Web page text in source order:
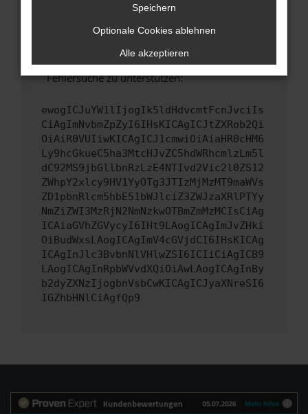
Wenn du alle oben genannten Schritte versucht
hast, kontaktiere uns bitte. Wir werden
versuchen, das Problem zu beheben. Du kannst
uns diesen Text schicken, um uns bei der
Fehlersuche zu unterstützen:
ewogICJuYW1lIjogIk5ldHdvcmtFcnJvciIs
CiAgImNvbmZpZyI6IHsKICAgICJtZXRob2Qi
OiAiR0VUIiwKICAgICJ1cmwiOiAiaHR0cHM6
Ly9hcGkueC5ha3MtcHJvZC5hdWRhcmlzLm5l
dC92MS9jbGllbnRzLzE4NTIvd2Vic2l0ZS12
ZWhpY2xlcy9HV1YyOTg3JTIzMjMzMT9maWVs
ZD1pbnRlcm5hbE51bWJlciZ3ZWJzaXRlPTYy
NmZiZWI3MzRjN2NmNzkwOTBmZmMzMCIsCiAg
ICAiaGVhZGVycyI6IHt9LAogICAgImJvZHki
OiBudWxsLAogICAgImV4cGVjdCI6IHsKICAg
ICAgInJlc3BvbnNlVHlwZSI6ICIiCiAgICB9
LAogICAgInRpbWVvdXQiOiAwLAogICAgInBy
b2dyZXNzIjogbnVsbCwKICAgICJyaXNreSI6
IGZhbHNlCiAgfQp9
Speichern
Optionale Cookies ablehnen
Alle akzeptieren